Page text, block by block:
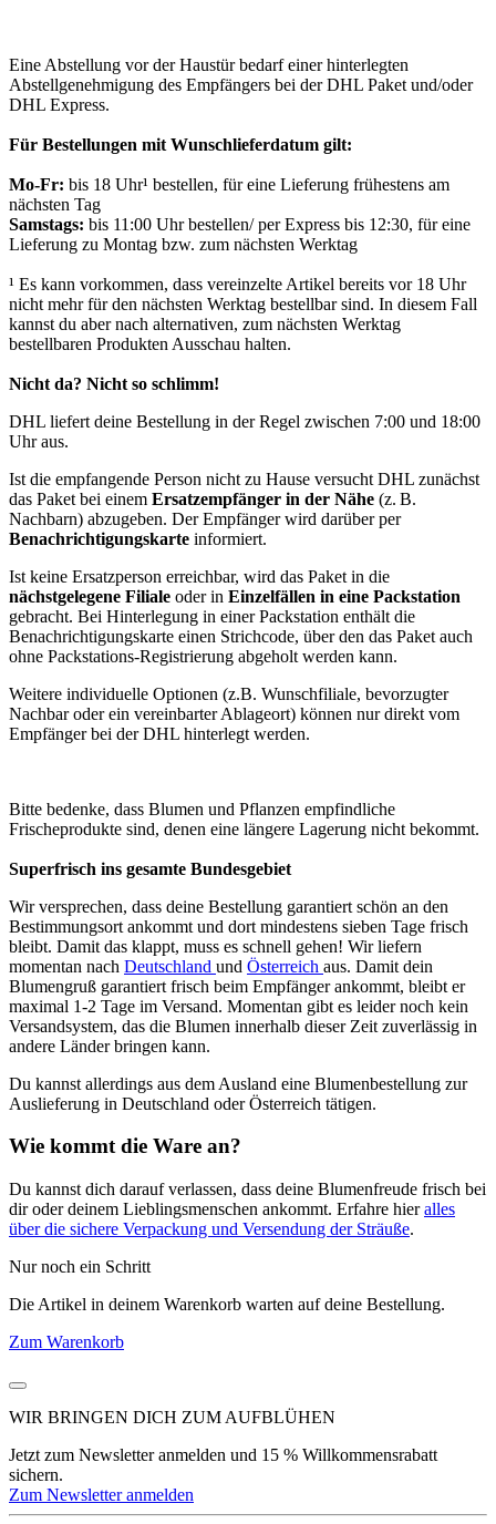
Eine Abstellung vor der Haustür bedarf einer hinterlegten
Abstellgenehmigung des Empfängers bei der DHL Paket und/oder
DHL Express.
Für Bestellungen mit Wunschlieferdatum gilt:
Mo-Fr: bis 18 Uhr¹ bestellen, für eine Lieferung frühestens am
nächsten Tag
Samstags: bis 11:00 Uhr bestellen/ per Express bis 12:30, für eine
Lieferung zu Montag bzw. zum nächsten Werktag
¹ Es kann vorkommen, dass vereinzelte Artikel bereits vor 18 Uhr
nicht mehr für den nächsten Werktag bestellbar sind. In diesem Fall
kannst du aber nach alternativen, zum nächsten Werktag
bestellbaren Produkten Ausschau halten.
Nicht da? Nicht so schlimm!
DHL liefert deine Bestellung in der Regel zwischen 7:00 und 18:00
Uhr aus.
Ist die empfangende Person nicht zu Hause versucht DHL zunächst
das Paket bei einem Ersatzempfänger in der Nähe (z. B.
Nachbarn) abzugeben. Der Empfänger wird darüber per
Benachrichtigungskarte informiert.
Ist keine Ersatzperson erreichbar, wird das Paket in die
nächstgelegene Filiale oder in Einzelfällen in eine Packstation
gebracht. Bei Hinterlegung in einer Packstation enthält die
Benachrichtigungskarte einen Strichcode, über den das Paket auch
ohne Packstations-Registrierung abgeholt werden kann.
Weitere individuelle Optionen (z.B. Wunschfiliale, bevorzugter
Nachbar oder ein vereinbarter Ablageort) können nur direkt vom
Empfänger bei der DHL hinterlegt werden.
Bitte bedenke, dass Blumen und Pflanzen empfindliche
Frischeprodukte sind, denen eine längere Lagerung nicht bekommt.
Superfrisch ins gesamte Bundesgebiet
Wir versprechen, dass deine Bestellung garantiert schön an den
Bestimmungsort ankommt und dort mindestens sieben Tage frisch
bleibt. Damit das klappt, muss es schnell gehen! Wir liefern
momentan nach Deutschland und Österreich aus. Damit dein
Blumengruß garantiert frisch beim Empfänger ankommt, bleibt er
maximal 1-2 Tage im Versand. Momentan gibt es leider noch kein
Versandsystem, das die Blumen innerhalb dieser Zeit zuverlässig in
andere Länder bringen kann.
Du kannst allerdings aus dem Ausland eine Blumenbestellung zur
Auslieferung in Deutschland oder Österreich tätigen.
Wie kommt die Ware an?
Du kannst dich darauf verlassen, dass deine Blumenfreude frisch bei
dir oder deinem Lieblingsmenschen ankommt. Erfahre hieralles
über die sichere Verpackung und Versendung der Sträuße.
Nur noch ein Schritt
Die Artikel in deinem Warenkorb warten auf deine Bestellung.
Zum Warenkorb
WIR BRINGEN DICH ZUM AUFBLÜHEN
Jetzt zum Newsletter anmelden und 15 % Willkommensrabatt
sichern.
Zum Newsletter anmelden